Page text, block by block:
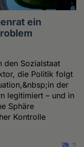
ein
den Sozialstaat
die Politik folgt
der
legitimiert – und in
Sphäre
Kontrolle
2